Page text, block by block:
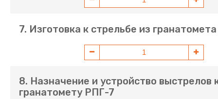
7. Изготовка к стрельбе из
8. Назначение и устройство выстрелов
гранатомету РПГ-7